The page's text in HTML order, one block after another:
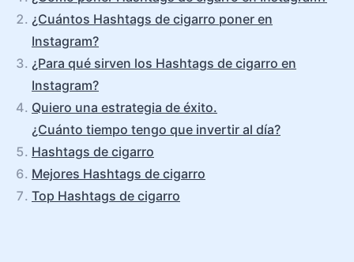
¿Cuántos Hashtags de cigarro poner en
Instagram?
¿Para qué sirven los Hashtags de cigarro en
Instagram?
Quiero una estrategia de éxito.
¿Cuánto tiempo tengo que invertir al día?
Hashtags de cigarro
Mejores Hashtags de cigarro
Top Hashtags de cigarro